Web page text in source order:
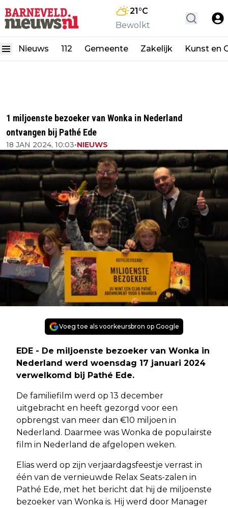
21°C
Bewolkt
Nieuws 112 Gemeente Zakelijk Kunst en
1 miljoenste bezoeker van Wonka in Nederland
ontvangen bij Pathé Ede
18 JAN 2024, 10:03•NIEUWS
Voeg toe als voorkeursbron op Google
EDE - De miljoenste bezoeker van Wonka in
Nederland werd woensdag 17 januari 2024
verwelkomd bij Pathé Ede.
De familiefilm werd op 13 december
uitgebracht en heeft gezorgd voor een
opbrengst van meer dan €10 miljoen in
Nederland. Daarmee was Wonka de populairste
film in Nederland de afgelopen weken.
Elias werd op zijn verjaardagsfeestje verrast in
één van de vernieuwde Relax Seats-zalen in
Pathé Ede, met het bericht dat hij de miljoenste
bezoeker van Wonka is. Hij werd door Manager